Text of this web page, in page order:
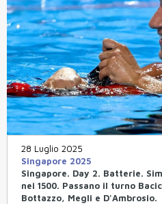
28 Luglio 2025
Singapore 2025
Singapore. Day 2. Batterie.
nei 1500. Passano il turno
Bottazzo, Megli e D'Ambrosio.